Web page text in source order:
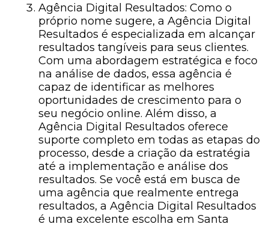
Agência Digital Resultados: Como o
próprio nome sugere, a Agência Digital
Resultados é especializada em alcançar
resultados tangíveis para seus clientes.
Com uma abordagem estratégica e foco
na análise de dados, essa agência é
capaz de identificar as melhores
oportunidades de crescimento para o
seu negócio online. Além disso, a
Agência Digital Resultados oferece
suporte completo em todas as etapas do
processo, desde a criação da estratégia
até a implementação e análise dos
resultados. Se você está em busca de
uma agência que realmente entrega
resultados, a Agência Digital Resultados
é uma excelente escolha em Santa